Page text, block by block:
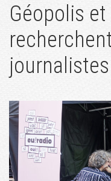
Géopolis